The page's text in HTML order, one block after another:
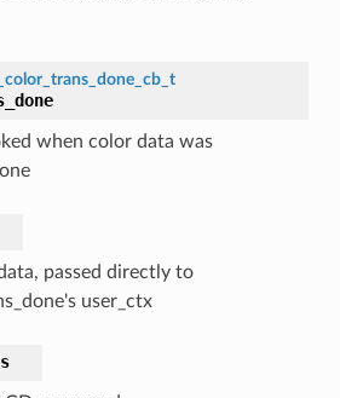
when color data was
passed directly to
user_ctx